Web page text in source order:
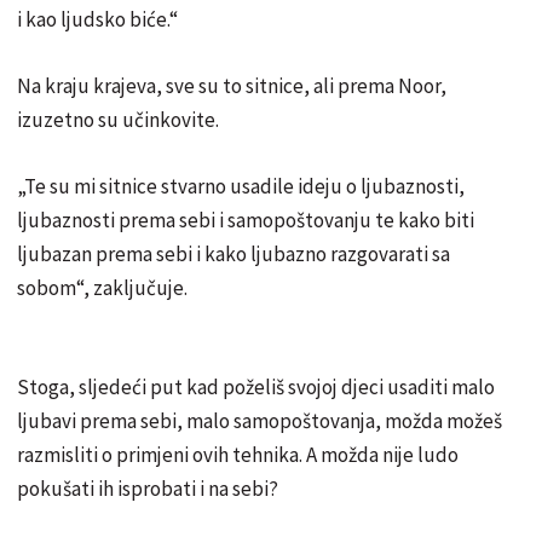
i kao ljudsko biće.“
Na kraju krajeva, sve su to sitnice, ali prema Noor,
izuzetno su učinkovite.
„Te su mi sitnice stvarno usadile ideju o ljubaznosti,
ljubaznosti prema sebi i samopoštovanju te kako biti
ljubazan prema sebi i kako ljubazno razgovarati sa
sobom“, zaključuje.
Stoga, sljedeći put kad poželiš svojoj djeci usaditi malo
ljubavi prema sebi, malo samopoštovanja, možda možeš
razmisliti o primjeni ovih tehnika. A možda nije ludo
pokušati ih isprobati i na sebi?